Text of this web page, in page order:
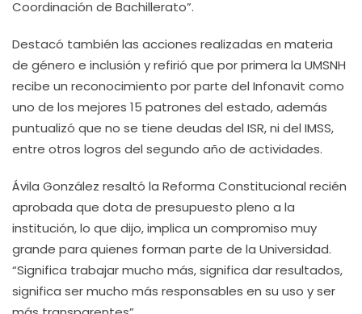
Coordinación de Bachillerato”.
Destacó también las acciones realizadas en materia
de género e inclusión y refirió que por primera la UMSNH
recibe un reconocimiento por parte del Infonavit como
uno de los mejores 15 patrones del estado, además
puntualizó que no se tiene deudas del ISR, ni del IMSS,
entre otros logros del segundo año de actividades.
Ávila González resaltó la Reforma Constitucional recién
aprobada que dota de presupuesto pleno a la
institución, lo que dijo, implica un compromiso muy
grande para quienes forman parte de la Universidad.
“Significa trabajar mucho más, significa dar resultados,
significa ser mucho más responsables en su uso y ser